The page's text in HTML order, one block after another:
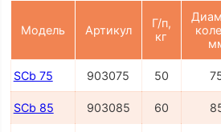
Модель Артикул
Г/п,
кг
SCb 75 903075 50
SCb 85 903085 60